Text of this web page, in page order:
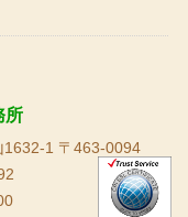
所
1632-1 〒463-0094